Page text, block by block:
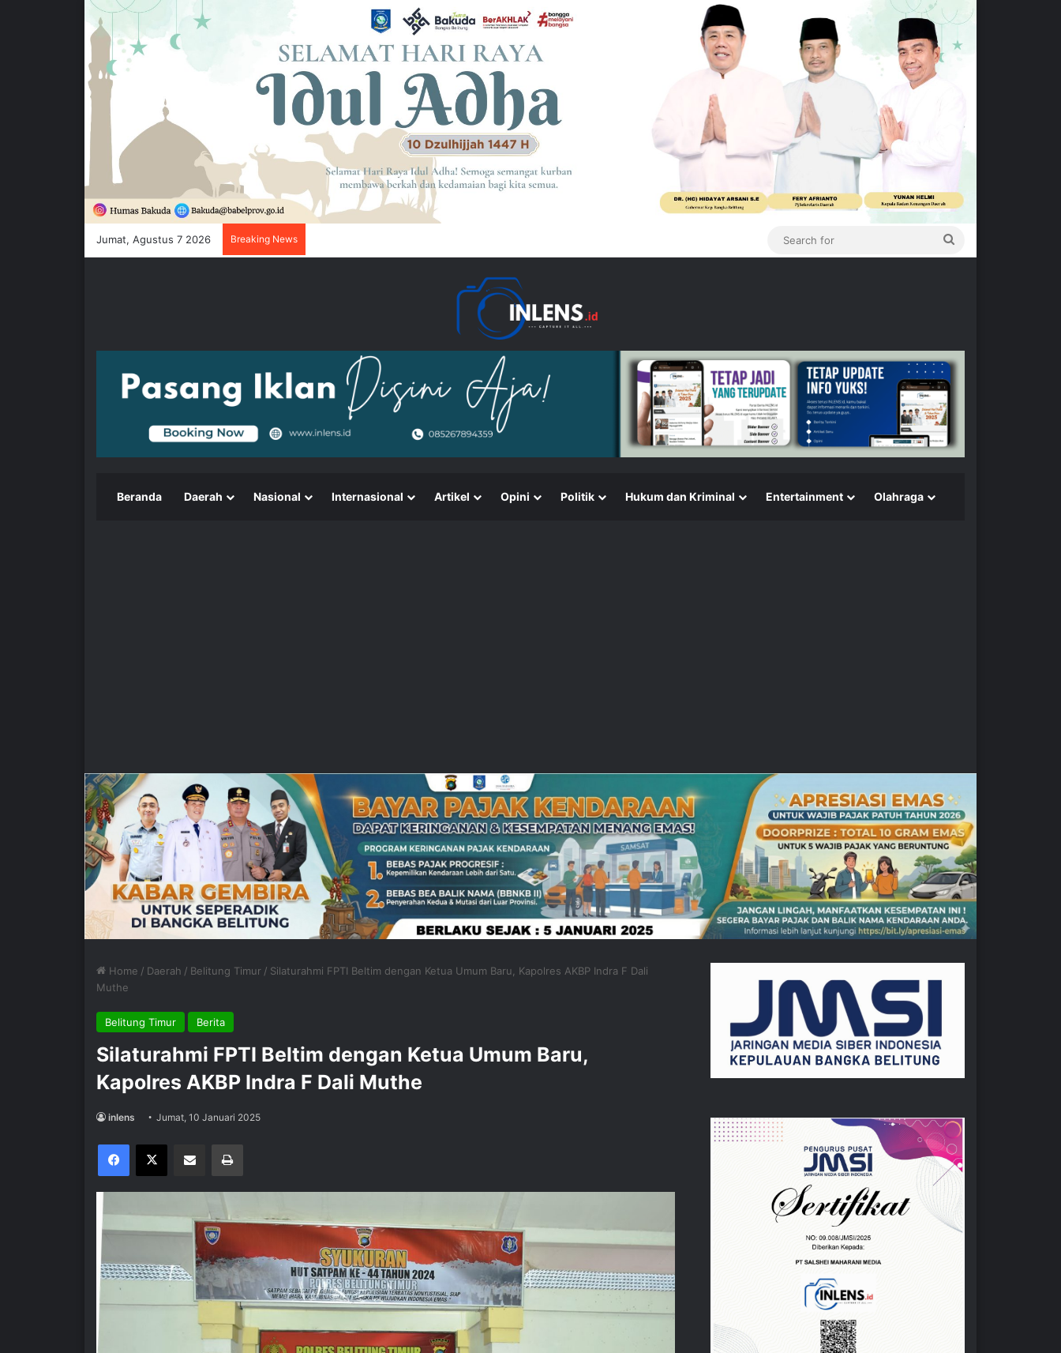
Jumat, Agustus 7 2026 Breaking News
Beranda Daerah Nasional Internasional Artikel Opini Politik Hukum dan Kriminal Entertainment Olahraga
Home / Daerah / Belitung Timur / Silaturahmi FPTI Beltim dengan Ketua Umum Baru, Kapolres AKBP Indra F Dali
Muthe
Belitung Timur Berita
Silaturahmi FPTI Beltim dengan Ketua Umum Baru,
Kapolres AKBP Indra F Dali Muthe
inlens Jumat, 10 Januari 2025
Facebook
X Share via Email Print